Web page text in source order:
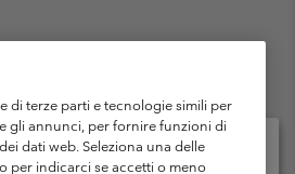
Generali di Venditaa
Garanzia
di terze parti e tecnologie simili per
gli annunci, per fornire funzioni di
dati web. Seleziona una delle
per indicarci se accetti o meno